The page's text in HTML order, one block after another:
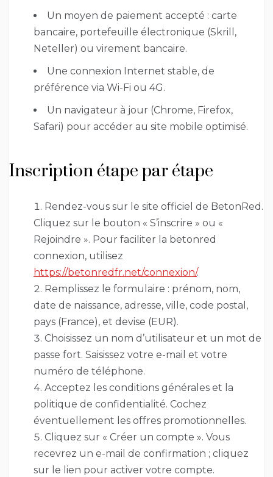
Un moyen de paiement accepté : carte
bancaire, portefeuille électronique (Skrill,
Neteller) ou virement bancaire.
Une connexion Internet stable, de
préférence via Wi-Fi ou 4G.
Un navigateur à jour (Chrome, Firefox,
Safari) pour accéder au site mobile optimisé.
Inscription étape par étape
Rendez-vous sur le site officiel de BetonRed.
Cliquez sur le bouton « S’inscrire » ou «
Rejoindre ». Pour faciliter la betonred
connexion, utilisez
https://betonredfr.net/connexion/.
Remplissez le formulaire : prénom, nom,
date de naissance, adresse, ville, code postal,
pays (France), et devise (EUR).
Choisissez un nom d’utilisateur et un mot de
passe fort. Saisissez votre e-mail et votre
numéro de téléphone.
Acceptez les conditions générales et la
politique de confidentialité. Cochez
éventuellement les offres promotionnelles.
Cliquez sur « Créer un compte ». Vous
recevrez un e-mail de confirmation ; cliquez
sur le lien pour activer votre compte.